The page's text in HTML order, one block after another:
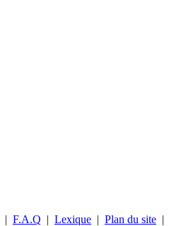
| F.A.Q | Lexique | Plan du site |